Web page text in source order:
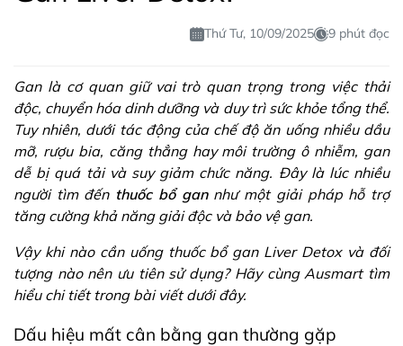
Thứ Tư, 10/09/2025 9 phút đọc
Gan là cơ quan giữ vai trò quan trọng trong việc thải
độc, chuyển hóa dinh dưỡng và duy trì sức khỏe tổng thể.
Tuy nhiên, dưới tác động của chế độ ăn uống nhiều dầu
mỡ, rượu bia, căng thẳng hay môi trường ô nhiễm, gan
dễ bị quá tải và suy giảm chức năng. Đây là lúc nhiều
người tìm đến thuốc bổ gannhư một giải pháp hỗ trợ
tăng cường khả năng giải độc và bảo vệ gan.
Vậy khi nào cần uống thuốc bổ gan Liver Detox và đối
tượng nào nên ưu tiên sử dụng? Hãy cùng Ausmart tìm
hiểu chi tiết trong bài viết dưới đây.
Dấu hiệu mất cân bằng gan thường gặp